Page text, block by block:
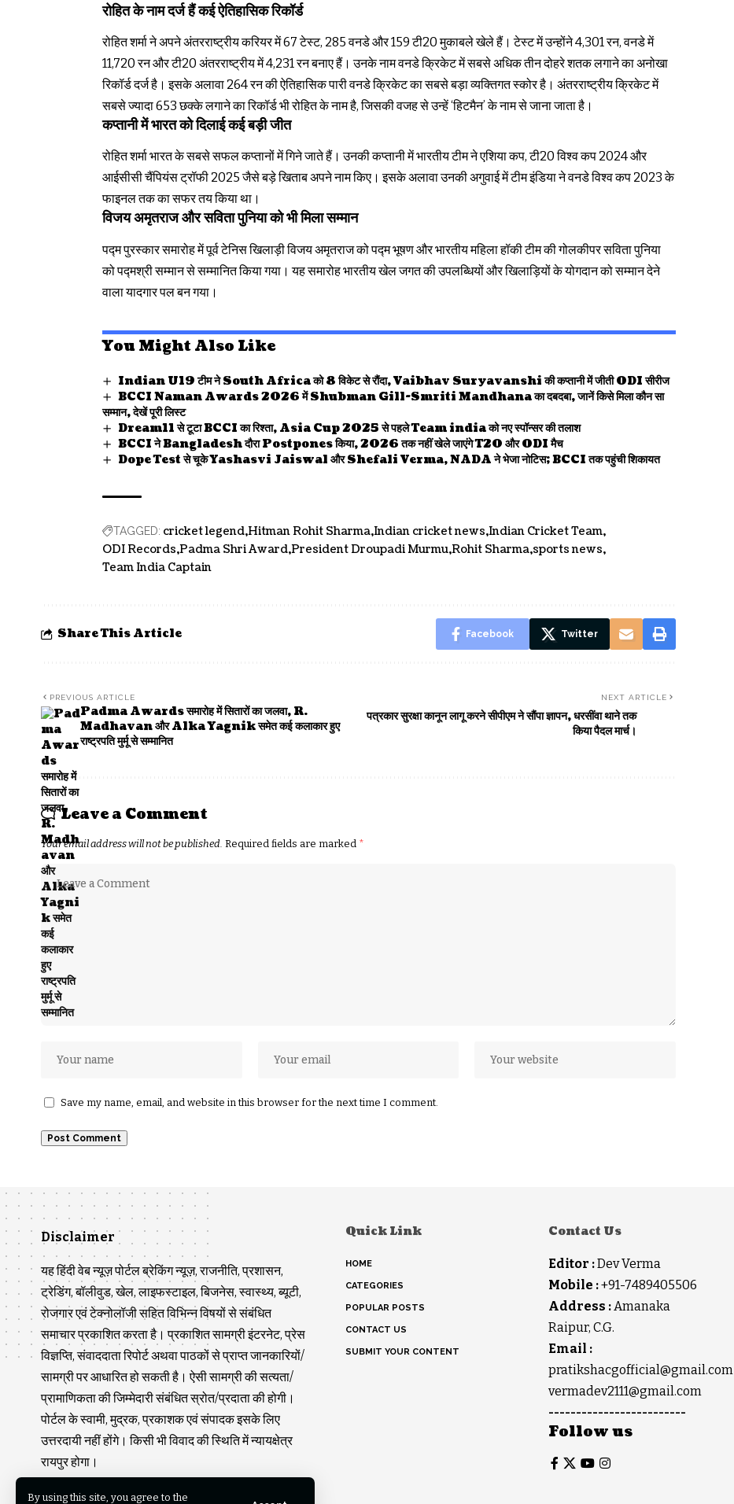
By using this site, you agree to the
रोहित के नाम दर्ज हैं कई ऐतिहासिक रिकॉर्ड
रोहित शर्मा ने अपने अंतरराष्ट्रीय करियर में 67 टेस्ट, 285 वनडे और 159 टी20 मुकाबले खेले हैं। टेस्ट में उन्होंने 4,301 रन, वनडे में
11,720 रन और टी20 अंतरराष्ट्रीय में 4,231 रन बनाए हैं। उनके नाम वनडे क्रिकेट में सबसे अधिक तीन दोहरे शतक लगाने का अनोखा
रिकॉर्ड दर्ज है। इसके अलावा 264 रन की ऐतिहासिक पारी वनडे क्रिकेट का सबसे बड़ा व्यक्तिगत स्कोर है। अंतरराष्ट्रीय क्रिकेट में
सबसे ज्यादा 653 छक्के लगाने का रिकॉर्ड भी रोहित के नाम है, जिसकी वजह से उन्हें ‘हिटमैन’ के नाम से जाना जाता है।
कप्तानी में भारत को दिलाई कई बड़ी जीत
रोहित शर्मा भारत के सबसे सफल कप्तानों में गिने जाते हैं। उनकी कप्तानी में भारतीय टीम ने एशिया कप, टी20 विश्व कप 2024 और
आईसीसी चैंपियंस ट्रॉफी 2025 जैसे बड़े खिताब अपने नाम किए। इसके अलावा उनकी अगुवाई में टीम इंडिया ने वनडे विश्व कप 2023 के
फाइनल तक का सफर तय किया था।
विजय अमृतराज और सविता पुनिया को भी मिला सम्मान
पद्म पुरस्कार समारोह में पूर्व टेनिस खिलाड़ी विजय अमृतराज को पद्म भूषण और भारतीय महिला हॉकी टीम की गोलकीपर सविता पुनिया
को पद्मश्री सम्मान से सम्मानित किया गया। यह समारोह भारतीय खेल जगत की उपलब्धियों और खिलाड़ियों के योगदान को सम्मान देने
वाला यादगार पल बन गया।
You Might Also Like
Indian U19 टीम ने South Africa को 8 विकेट से रौंदा, Vaibhav Suryavanshi की कप्तानी में जीती ODI सीरीज
BCCI Naman Awards 2026 में Shubman Gill-Smriti Mandhana का दबदबा, जानें किसे मिला कौन सा
सम्मान, देखें पूरी लिस्ट
Dream11 से टूटा BCCI का रिश्ता, Asia Cup 2025 से पहले Team india को नए स्पॉन्सर की तलाश
BCCI ने Bangladesh दौरा Postpones किया, 2026 तक नहीं खेले जाएंगे T20 और ODI मैच
Dope Test से चूके Yashasvi Jaiswal और Shefali Verma, NADA ने भेजा नोटिस; BCCI तक पहुंची शिकायत
TAGGED: cricket legend Hitman Rohit Sharma Indian cricket news Indian Cricket Team
ODI Records Padma Shri Award President Droupadi Murmu Rohit Sharma sports news
Team India Captain
Share This Article Facebook Twitter
PREVIOUS ARTICLE
Padma Awards समारोह में सितारों का जलवा, R.
Madhavan और Alka Yagnik समेत कई कलाकार हुए
राष्ट्रपति मुर्मू से सम्मानित
NEXT ARTICLE
पत्रकार सुरक्षा कानून लागू करने सीपीएम ने सौंपा ज्ञापन, धरसींवा थाने तक
किया पैदल मार्च।
Leave a Comment
Your email address will not be published. Required fields are marked *
Save my name, email, and website in this browser for the next time I comment.
Disclaimer
यह हिंदी वेब न्यूज़ पोर्टल ब्रेकिंग न्यूज़, राजनीति, प्रशासन,
ट्रेडिंग, बॉलीवुड, खेल, लाइफस्टाइल, बिजनेस, स्वास्थ्य, ब्यूटी,
रोजगार एवं टेक्नोलॉजी सहित विभिन्न विषयों से संबंधित
समाचार प्रकाशित करता है। प्रकाशित सामग्री इंटरनेट, प्रेस
विज्ञप्ति, संवाददाता रिपोर्ट अथवा पाठकों से प्राप्त जानकारियों/
सामग्री पर आधारित हो सकती है। ऐसी सामग्री की सत्यता/
प्रामाणिकता की जिम्मेदारी संबंधित स्रोत/प्रदाता की होगी।
पोर्टल के स्वामी, मुद्रक, प्रकाशक एवं संपादक इसके लिए
उत्तरदायी नहीं होंगे। किसी भी विवाद की स्थिति में न्यायक्षेत्र
रायपुर होगा।
Quick Link
HOME
CATEGORIES
POPULAR POSTS
CONTACT US
SUBMIT YOUR CONTENT
Contact Us
Editor :Dev Verma
Mobile :+91-7489405506
Address :Amanaka
Raipur, C.G.
Email :
pratikshacgofficial@gmail.com
vermadev2111@gmail.com
-------------------------
Follow us